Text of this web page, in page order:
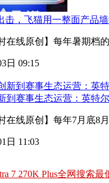
击，飞猫用一整面产品墙
在线原创】每年暑期档
日 09:15
到赛事生态运营：英特
在线原创】每年7月底
日 11:03
7 270K Plus全网搜索最